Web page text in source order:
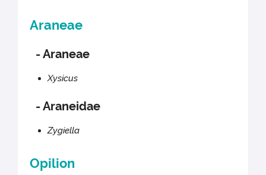
Araneae
- Araneae
Xysicus
- Araneidae
Zygiella
Opilion